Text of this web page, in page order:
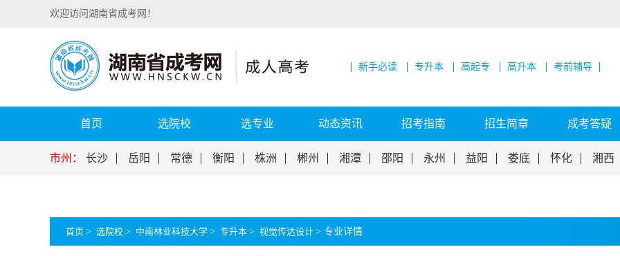
欢迎访问湖南省成考网！
新手必读 专升本 高起专 高升本 考前辅导
首页 选院校 选专业 动态资讯 招考指南 招生简章 成考答疑
市州： 长沙 岳阳 常德 衡阳 株洲 郴州 湘潭 邵阳 永州 益阳 娄底 怀化 湘西
首页 > 选院校 > 中南林业科技大学 > 专升本 > 视觉传达设计 > 专业详情